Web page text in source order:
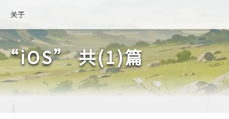
关于
“iOS” 共(1)篇